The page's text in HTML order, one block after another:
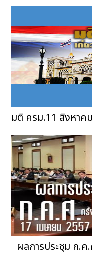
มติ ครม.11 สิงหาค
ผลการประชุม ก.